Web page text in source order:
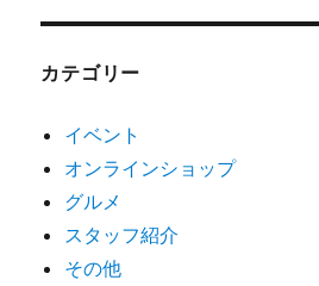
カテゴリー
イベント
オンラインショップ
グルメ
スタッフ紹介
その他